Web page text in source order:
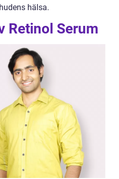
hälsa.
Retinol Serum